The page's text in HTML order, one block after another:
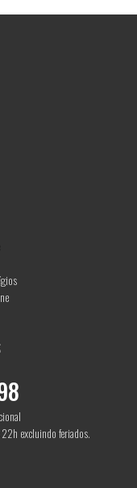
excluindo feriados.